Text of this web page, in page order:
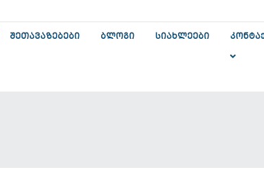
ᲨᲔᲗᲐᲕᲐᲖᲔᲑᲔᲑᲘ ᲑᲚᲝᲒᲘ ᲡᲘᲐᲮᲚᲔᲔᲑᲘ